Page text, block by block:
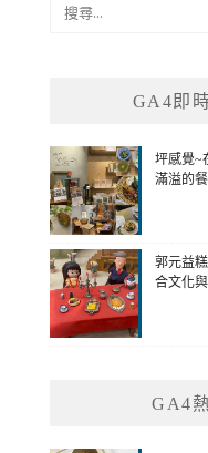
GA4即
坪感覺~
滿溢的
郭元益
合文化
GA4